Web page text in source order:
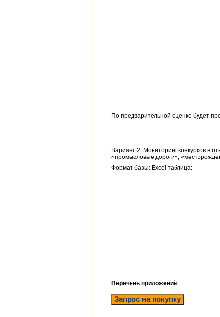
По предварительной оценке будет
Вариант 2. Мониторинг конкурсов в
«промысловые дороги»,
Формат базы: Excel таблица:
Перечень приложений
Запрос на покупку